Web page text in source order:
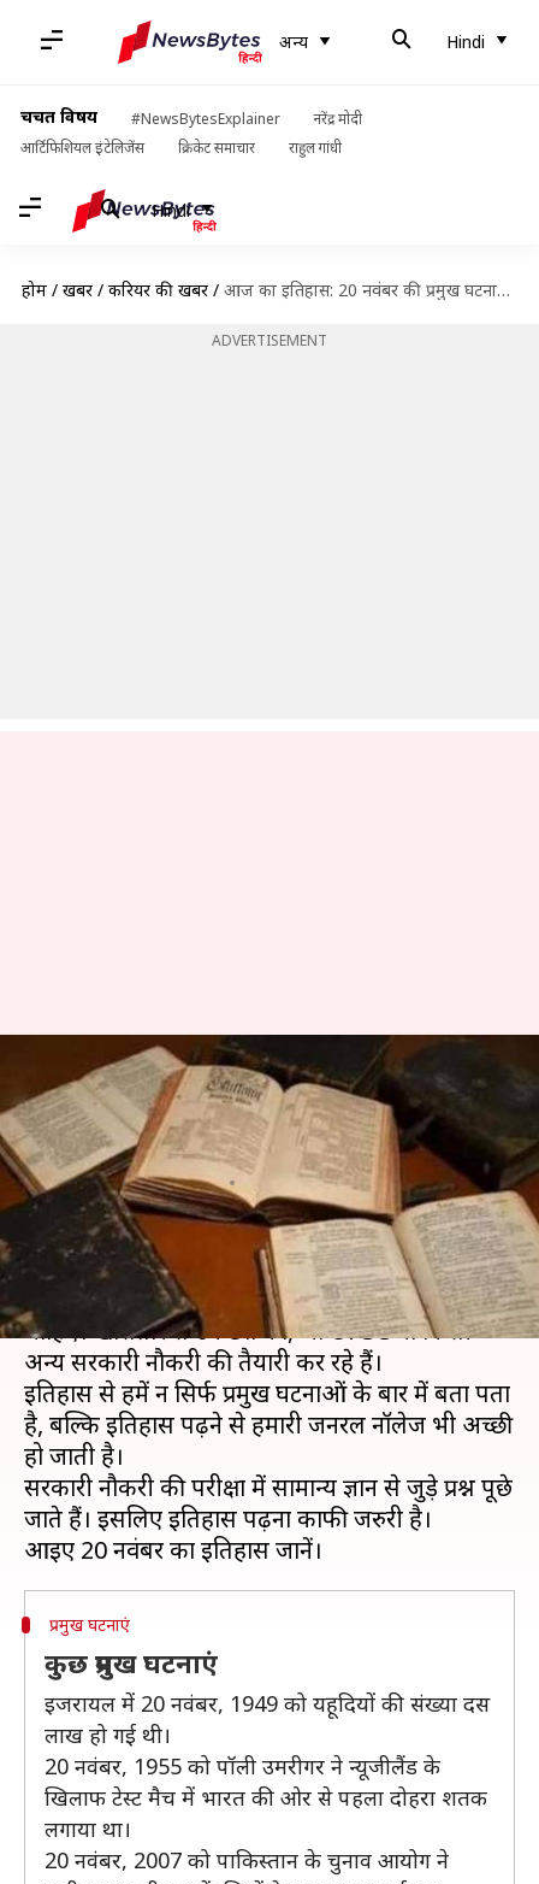
अन्य Hindi
चर्चित विषय #NewsBytesExplainer
नरेंद्र मोदी
आर्टिफिशियल इंटेलिजेंस
क्रिकेट समाचार राहुल गांधी
Hindi
होम / खबरें / करियर की खबरें / आज का इतिहास: 20 नवंबर की प्रमुख घटनाएं यहां से जानें, बढ़ाएं अपनी जनरल नॉलेज
ADVERTISEMENT
आज का इतिहास: 20 नवंबर की प्रमुख
घटनाएं यहां से जानें, बढ़ाएं अपनी
जनरल नॉलेज
लेखन मोना दीक्षित Nov 20, 2019 07:00 am
क्या है खबर?
छात्रों को अपनी जनरल नॉलेज अच्छी करने पर ध्यान देना
चाहिए। खासतौर से उन छात्रों को, जो UPSC या किसी
अन्य सरकारी नौकरी की तैयारी कर रहे हैं।
इतिहास से हमें न सिर्फ प्रमुख घटनाओं के बार में बता पता
है, बल्कि इतिहास पढ़ने से हमारी जनरल नॉलेज भी अच्छी
हो जाती है।
सरकारी नौकरी की परीक्षा में सामान्य ज्ञान से जुड़े प्रश्न पूछे
जाते हैं। इसलिए इतिहास पढ़ना काफी जरुरी है।
प्रमुख घटनाएं
कुछ प्रमुख घटनाएं
इजरायल में 20 नवंबर, 1949 को यहूदियों की संख्या दस
लाख हो गई थी।
20 नवंबर, 1955 को पॉली उमरीगर ने न्यूजीलैंड के
खिलाफ टेस्ट मैच में भारत की ओर से पहला दोहरा शतक
लगाया था।
20 नवंबर, 2007 को पाकिस्तान के चुनाव आयोग ने